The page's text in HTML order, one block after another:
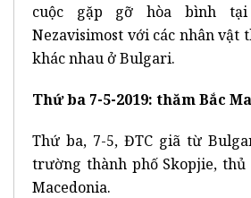
cuộc gặp gỡ hòa bình tại
Nezavisimost với các nhân vật
khác nhau ở Bulgari.
Thứ ba 7-5-2019: thăm Bắc
Thứ ba, 7-5, ĐTC giã từ
trường thành phố Skopjie, thủ
Macedonia.